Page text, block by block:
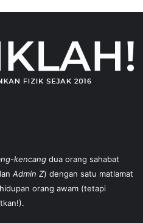
kencang dua orang sahabat
Admin Z) dengan satu matlamat
orang awam (tetapi